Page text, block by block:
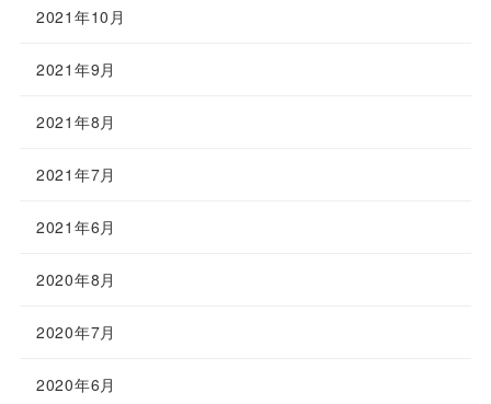
2021年10月
2021年9月
2021年8月
2021年7月
2021年6月
2020年8月
2020年7月
2020年6月